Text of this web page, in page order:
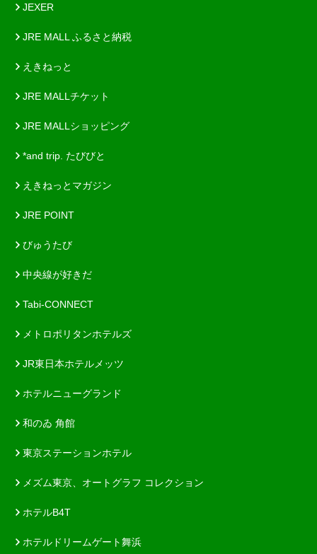
JEXER
JRE MALL ふるさと納税
えきねっと
JRE MALLチケット
JRE MALLショッピング
*and trip. たびびと
えきねっとマガジン
JRE POINT
びゅうたび
中央線が好きだ
Tabi-CONNECT
メトロポリタンホテルズ
JR東日本ホテルメッツ
ホテルニューグランド
和のゐ 角館
東京ステーションホテル
メズム東京、オートグラフ コレクション
ホテルB4T
ホテルドリームゲート舞浜